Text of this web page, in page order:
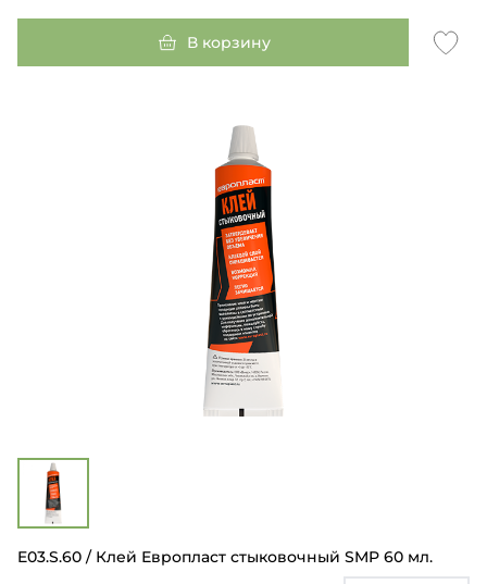
В корзину
E03.S.60 / Клей Европласт стыковочный SMP 60 мл.